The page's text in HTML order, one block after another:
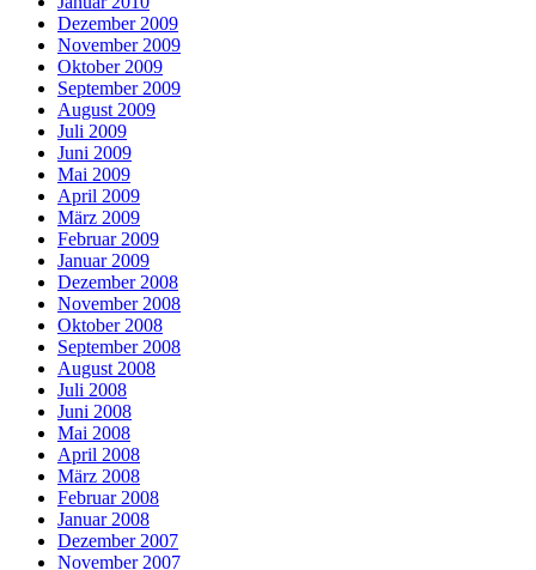
Dezember 2009
November 2009
Oktober 2009
September 2009
August 2009
Juli 2009
Juni 2009
Mai 2009
April 2009
März 2009
Februar 2009
Januar 2009
Dezember 2008
November 2008
Oktober 2008
September 2008
August 2008
Juli 2008
Juni 2008
Mai 2008
April 2008
März 2008
Februar 2008
Januar 2008
Dezember 2007
November 2007